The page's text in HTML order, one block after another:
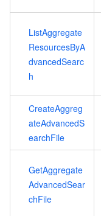
ListAggregate
ResourcesByA
dvancedSearc
h
CreateAggreg
ateAdvancedS
earchFile
GetAggregate
AdvancedSear
chFile